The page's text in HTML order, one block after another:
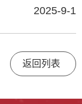
2025-9-1
返回列表